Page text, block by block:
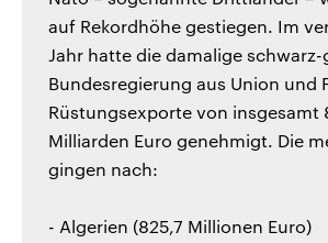
auf Rekordhöhe gestiegen. Im
Jahr hatte die damalige schwarz-
Bundesregierung aus Union und
Rüstungsexporte von insgesamt
Milliarden Euro genehmigt. Die
gingen nach:
- Algerien (825,7 Millionen Euro)